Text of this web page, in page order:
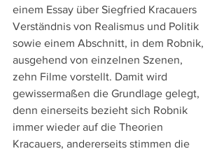
einem Essay über Siegfried Kracauers
Verständnis von Realismus und Politik
sowie einem Abschnitt, in dem Robnik,
ausgehend von einzelnen Szenen,
zehn Filme vorstellt. Damit wird
gewissermaßen die Grundlage gelegt,
denn einerseits bezieht sich Robnik
immer wieder auf die Theorien
Kracauers, andererseits stimmen die